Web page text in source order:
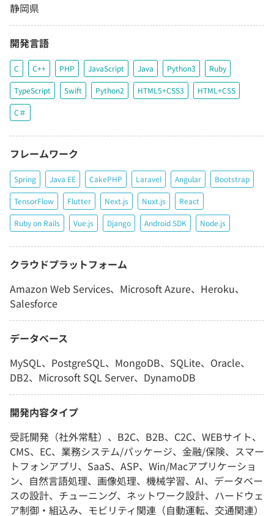
静岡県
開発言語
C C++ PHP JavaScript Java Python3 Ruby
TypeScript Swift Python2 HTML5+CSS3 HTML+CSS
C＃
フレームワーク
Spring Java EE CakePHP Laravel Angular Bootstrap
TensorFlow Flutter Next.js Nuxt.js React
Ruby on Rails Vue.js Django Android SDK Node.js
クラウドプラットフォーム
Amazon Web Services、Microsoft Azure、Heroku、
Salesforce
データベース
MySQL、PostgreSQL、MongoDB、SQLite、Oracle、
DB2、Microsoft SQL Server、DynamoDB
開発内容タイプ
受託開発（社外常駐）、B2C、B2B、C2C、WEBサイト、
CMS、EC、業務システム/パッケージ、金融/保険、スマー
トフォンアプリ、SaaS、ASP、Win/Macアプリケーショ
ン、自然言語処理、画像処理、機械学習、AI、データベー
スの設計、チューニング、ネットワーク設計、ハードウェ
ア制御・組込み、モビリティ関連（自動運転、交通関連）